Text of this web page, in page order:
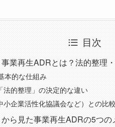
目次
事業再生ADRとは？法的整理
本的な仕組み
法的整理」の決定的な違い
小企業活性化協議会など）との比較
ら見た事業再生ADRの5つの